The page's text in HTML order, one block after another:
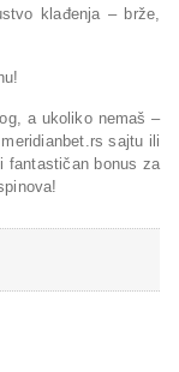
klađenja – brže,
a ukoliko nemaš –
sajtu ili
fantastičan bonus za